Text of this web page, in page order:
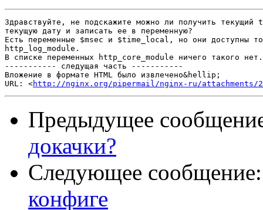
Здравствуйте, не подскажите можно ли получить
текущую дату и записать ее в переменную?
Есть переменные $msec и $time_local, но они доступны
http_log_module.
В списке переменных http_core_module ничего такого нет.
----------- следущая часть -----------
Вложение в формате HTML было извлечено&hellip;
URL: <http://nginx.org/pipermail/nginx-ru/attachments/
Предыдущее
докачки?
Следующее
конфиге